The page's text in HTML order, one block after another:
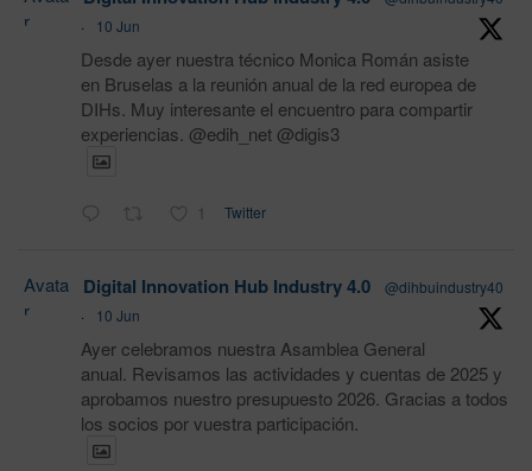
r
·
10 Jun
Desde ayer nuestra técnico Monica Román asiste
en Bruselas a la reunión anual de la red europea de
DIHs. Muy interesante el encuentro para compartir
experiencias. @edih_net @digis3
1 Twitter
Avata
r
Digital Innovation Hub Industry 4.0
@dihbuindustry40
·
10 Jun
Ayer celebramos nuestra Asamblea General
anual. Revisamos las actividades y cuentas de 2025 y
aprobamos nuestro presupuesto 2026. Gracias a todos
los socios por vuestra participación.